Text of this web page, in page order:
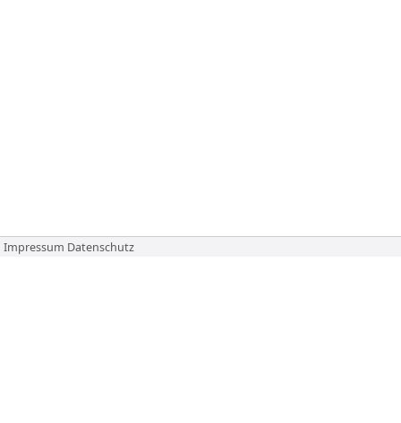
Impressum Datenschutz